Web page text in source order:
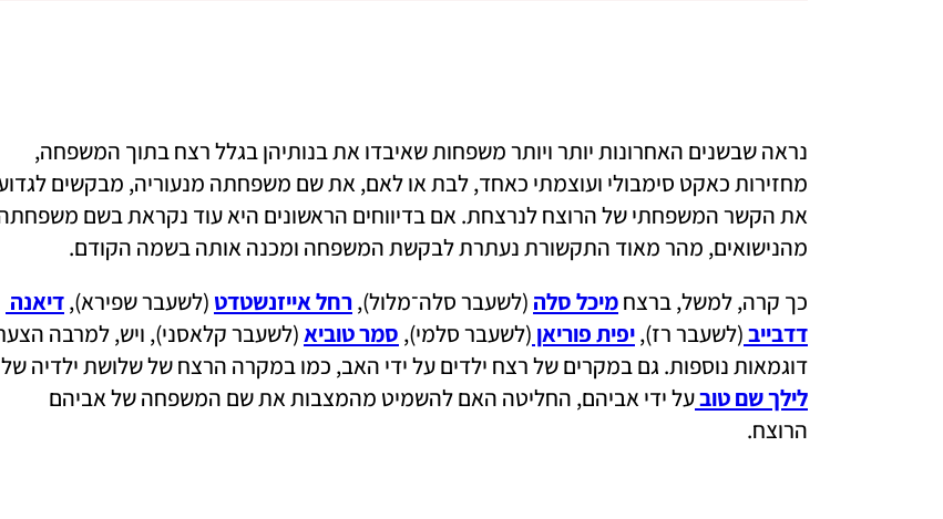
מהנישואים, מהר מאוד התקשורת נעתרת לבקשת המשפחה ומכנה אותה בשמה הקודם.
כך קרה, למשל, ברצח מיכל סלה (לשעבר סלה־מלול), רחל אייזנשטדט (לשעבר שפירא),
דדבייב (לשעבר רז), יפית פוריאן (לשעבר סלמי), סמר טוביא
דוגמאות נוספות. גם במקרים של רצח ילדים על ידי האב, כמו במקרה הרצח של שלושת ילדיה של
לילך שם טוב
הרוצח.